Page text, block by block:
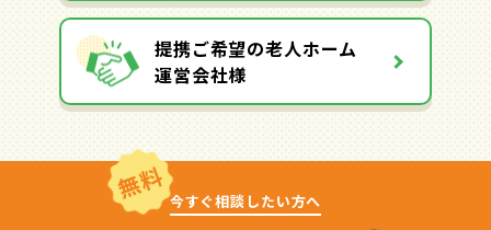
提携ご希望の老人ホーム
運営会社様
無料 今すぐ相談したい方へ